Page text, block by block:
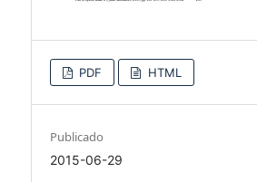
PDF HTML
Publicado
2015-06-29